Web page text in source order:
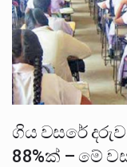
ගිය වසරේ
88%ක් – මේ